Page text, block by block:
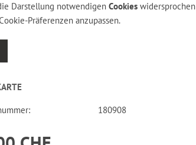
Darstellung notwendigen Cookieswidersprochen
Präferenzen anzupassen.
180908